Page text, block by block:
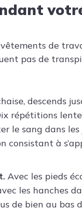
de
pas de
descends
répétitions
le sang dans les
consistant à
Avec les pieds
les hanches
de bien au bas